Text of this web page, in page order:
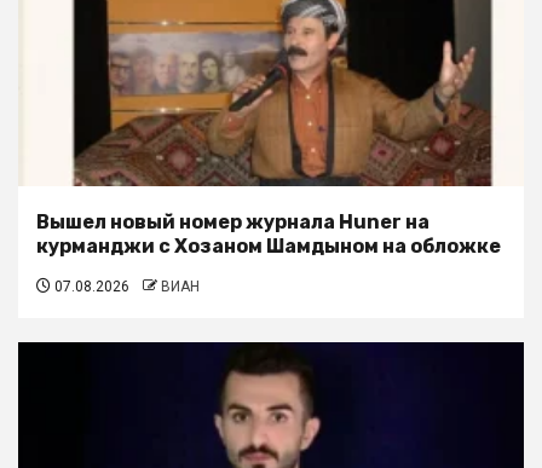
Вышел новый номер журнала Huner на
курманджи с Хозаном Шамдыном на обложке
07.08.2026 ВИАН